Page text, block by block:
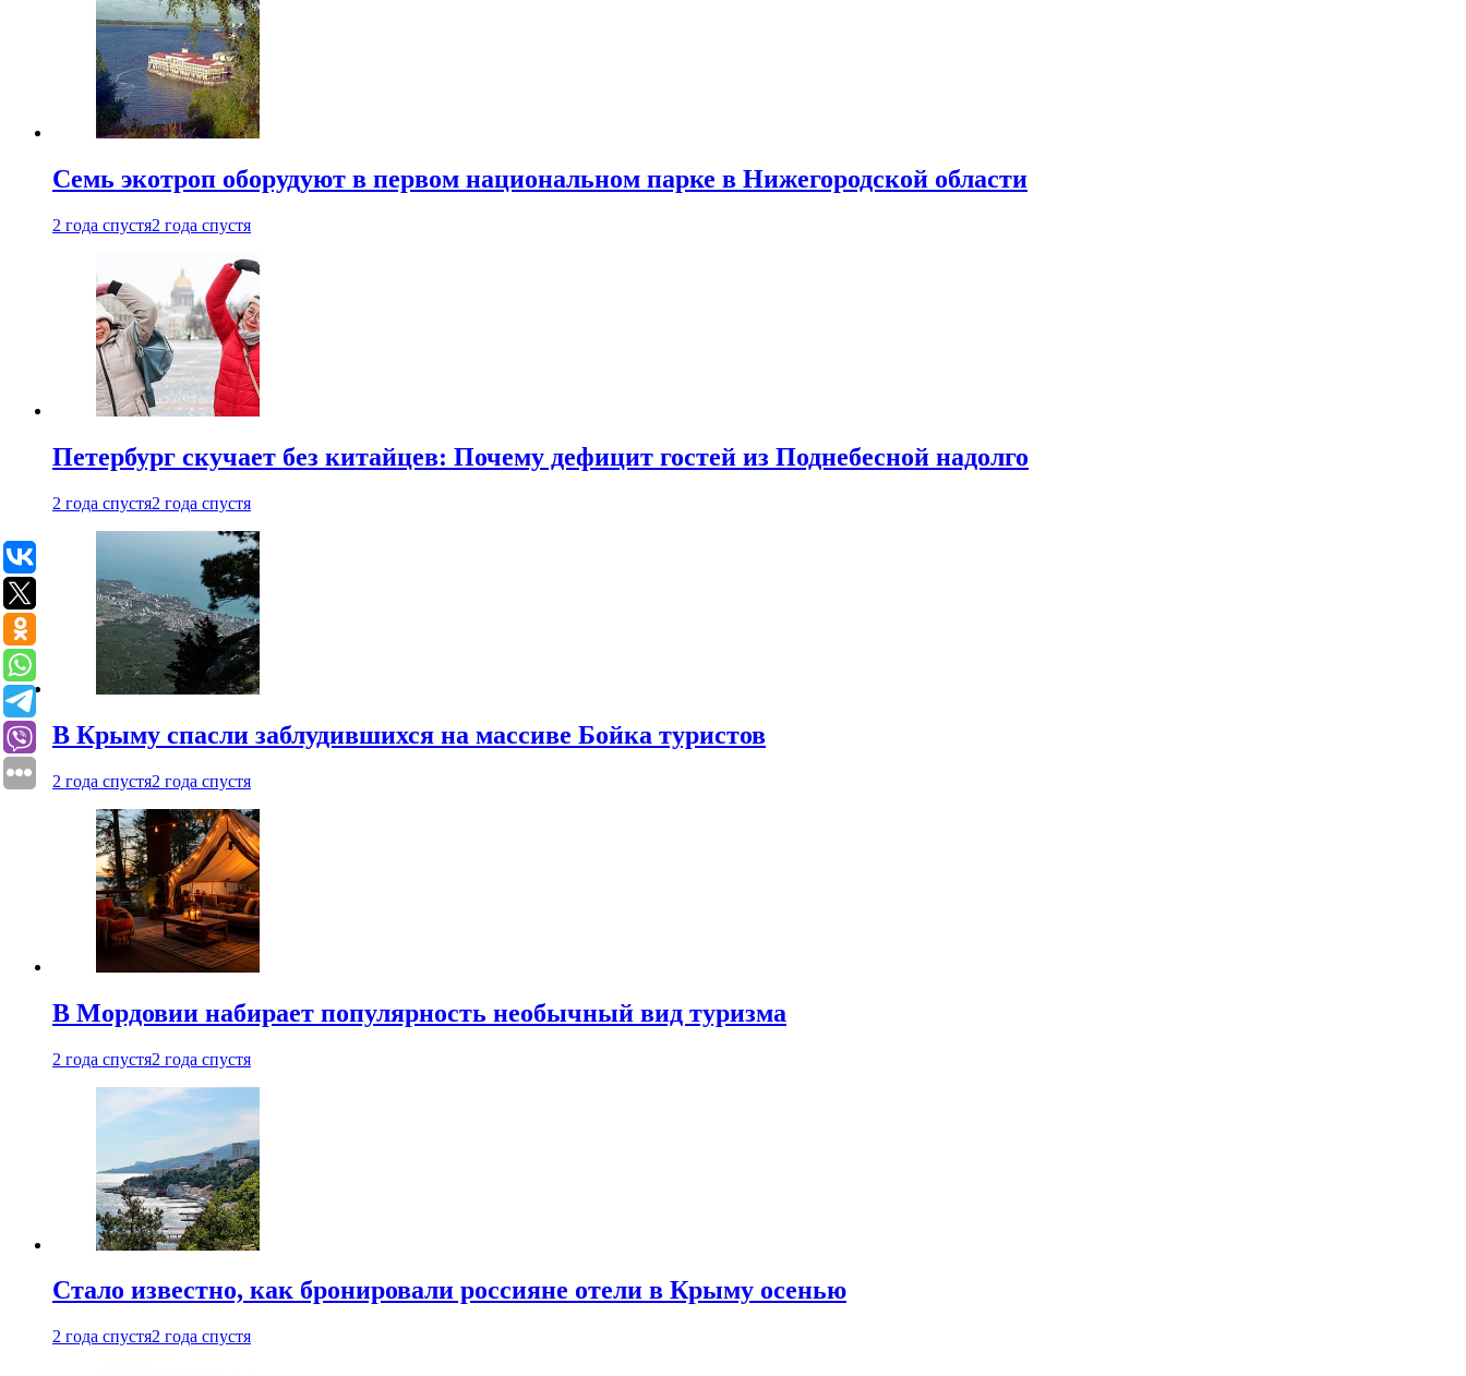
Семь экотроп оборудуют в первом национальном парке в Нижегородской области
2 года спустя2 года спустя
Петербург скучает без китайцев: Почему дефицит гостей из Поднебесной надолго
2 года спустя2 года спустя
В Крыму спасли заблудившихся на массиве Бойка туристов
2 года спустя2 года спустя
В Мордовии набирает популярность необычный вид туризма
2 года спустя2 года спустя
Стало известно, как бронировали россияне отели в Крыму осенью
2 года спустя2 года спустя